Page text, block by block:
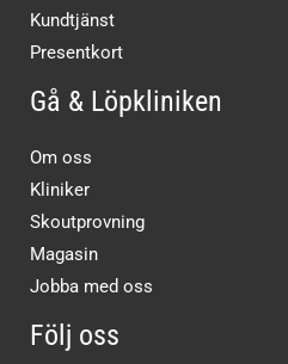
Kundtjänst
Presentkort
Gå & Löpkliniken
Om oss
Kliniker
Skoutprovning
Magasin
Jobba med oss
Följ oss